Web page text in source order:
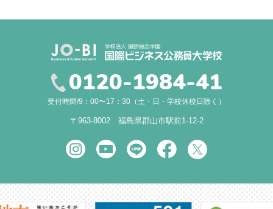
0120-1984-41
受付時間/9：00〜17：30（土・日・学校休校日除く）
〒963-8002 福島県郡山市駅前1-12-2